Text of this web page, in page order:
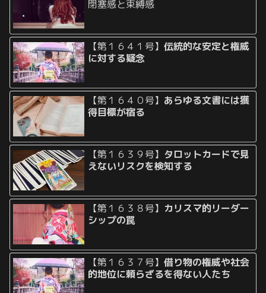
閉塞感と束縛感
【第１６４１号】伝統的な安定と権威
に対する疑念
【第１６４０号】 あらゆる文書には獲
得目標が宿る
【第１６３９号】 タロットカードで見
えないリスクを検知する
【第１６３８号】 カリスマ的リーダー
シップの罠
【第１６３７号】借り物の権威や社会
的地位に頼らざるを得ない人たち